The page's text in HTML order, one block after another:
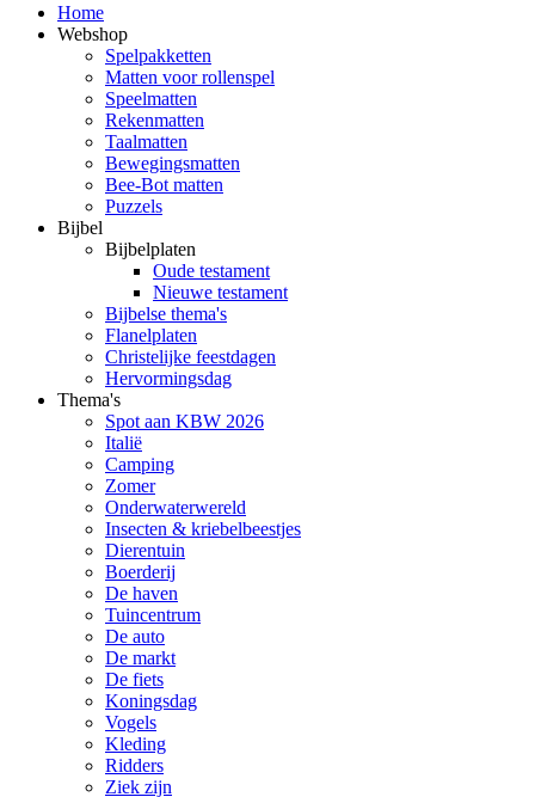
Home
Webshop
Spelpakketten
Matten voor rollenspel
Speelmatten
Rekenmatten
Taalmatten
Bewegingsmatten
Bee-Bot matten
Puzzels
Bijbel
Bijbelplaten
Oude testament
Nieuwe testament
Bijbelse thema's
Flanelplaten
Christelijke feestdagen
Hervormingsdag
Thema's
Spot aan KBW 2026
Italië
Camping
Zomer
Onderwaterwereld
Insecten & kriebelbeestjes
Dierentuin
Boerderij
De haven
Tuincentrum
De auto
De markt
De fiets
Koningsdag
Vogels
Kleding
Ridders
Ziek zijn